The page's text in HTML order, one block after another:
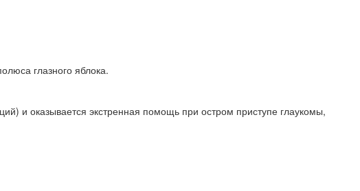
глазного яблока.
и оказывается экстренная помощь при остром приступе глаукомы,